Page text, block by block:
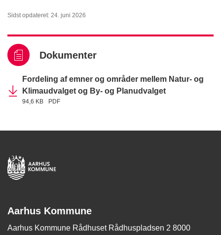
Sidst opdateret: 24. juni 2026
Dokumenter
Fordeling af emner og områder mellem Natur- og
Klimaudvalget og By- og Planudvalget
94,6 KB PDF
Aarhus Kommune
Aarhus Kommune Rådhuset Rådhuspladsen 2 8000